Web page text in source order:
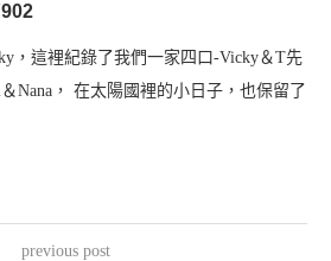
，這裡紀錄了我們一家四口-Vicky＆T先
Nana， 在太陽國裡的小日子，也保留了
previous post